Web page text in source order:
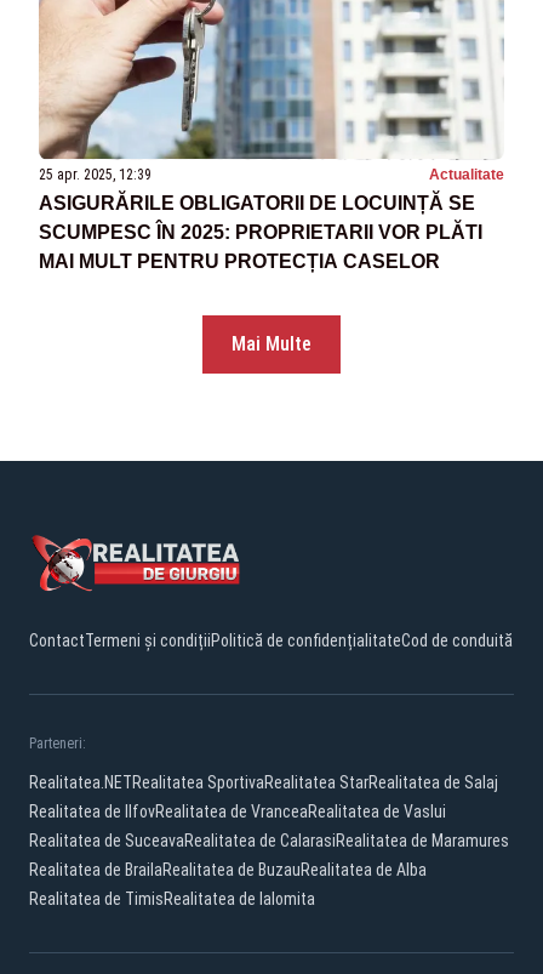
25 apr. 2025, 12:39 Actualitate
ASIGURĂRILE OBLIGATORII DE LOCUINȚĂ SE
SCUMPESC ÎN 2025: PROPRIETARII VOR PLĂTI
MAI MULT PENTRU PROTECȚIA CASELOR
Mai Multe
ContactTermeni și condițiiPolitică de confidențialitateCod de conduită
Parteneri:
Realitatea.NETRealitatea SportivaRealitatea StarRealitatea de Salaj
Realitatea de IlfovRealitatea de VranceaRealitatea de Vaslui
Realitatea de SuceavaRealitatea de CalarasiRealitatea de Maramures
Realitatea de BrailaRealitatea de BuzauRealitatea de Alba
Realitatea de TimisRealitatea de Ialomita